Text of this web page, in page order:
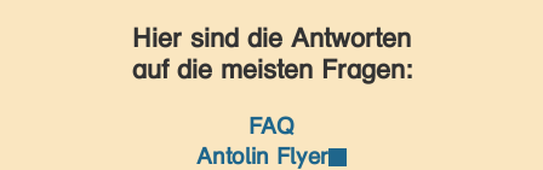
Silben (Fibel)
Panne